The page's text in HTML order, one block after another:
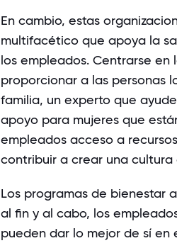
En cambio, estas
multifacético que apoya la
los empleados. Centrarse
proporcionar a las personas
familia, un experto que
apoyo para mujeres que
empleados acceso a
contribuir a crear una cultura
Los programas de bienestar
al fin y al cabo, los
pueden dar lo mejor de sí en